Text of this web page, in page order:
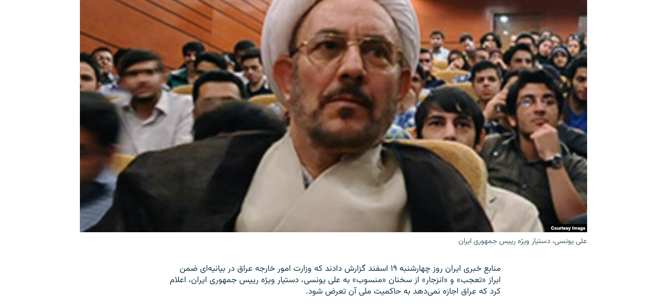
علی یونسی، دستیار ویژه رییس جمهوری ایران
منابع خبری ایران روز چهارشنبه ۱۹ اسفند گزارش دادند که وزارت امور خارجه عراق در بیانیه‌ای ضمن
ابراز «تعجب» و «انزجار» از سخنان «منسوب» به علی یونسی، دستیار ویژه رییس جمهوری ایران، اعلام
کرد که عراق اجازه نمی‌دهد به حاکمیت ملی آن تعرض شود.